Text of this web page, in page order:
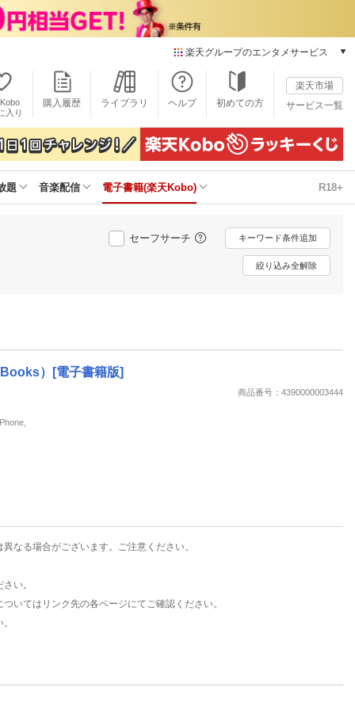
楽天グループのエンタメサービス
本/ゲーム/CD/DVD
楽天ブックス
電子書籍
楽天Kobo
雑誌読み放題
楽天ミュージック
動画配信
楽天TV
動画配信ガイド
推し楽
入り
購入履歴 ライブラリ ヘルプ 初めての方
楽天市場
サービス一覧
題 音楽配信 電子書籍(楽天Kobo) R18+
セーフサーチ キーワード条件追加
絞り込み全解除
）[電子書籍版]
商品番号：4390000003444
なる場合がございます。ご注意ください。
い。
いてはリンク先の各ページにてご確認ください。